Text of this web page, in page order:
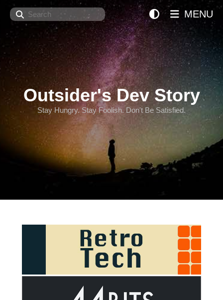
Search
Outsider's Dev Story
Stay Hungry. Stay Foolish. Don't Be Satisfied.
MENU